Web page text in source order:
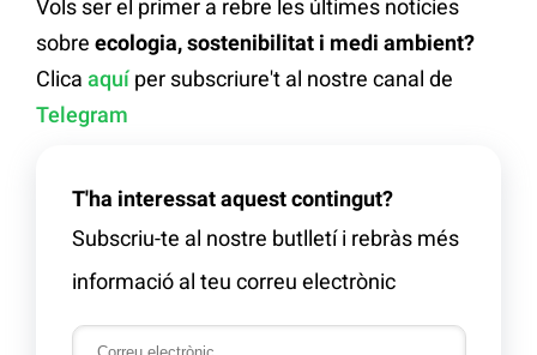
Vols ser el primer a rebre les últimes notícies
sobre ecologia, sostenibilitat i medi ambient?
Clica aquí per subscriure't al nostre canal de
Telegram
T'ha interessat aquest contingut?
Subscriu-te al nostre butlletí i rebràs més
informació al teu correu electrònic